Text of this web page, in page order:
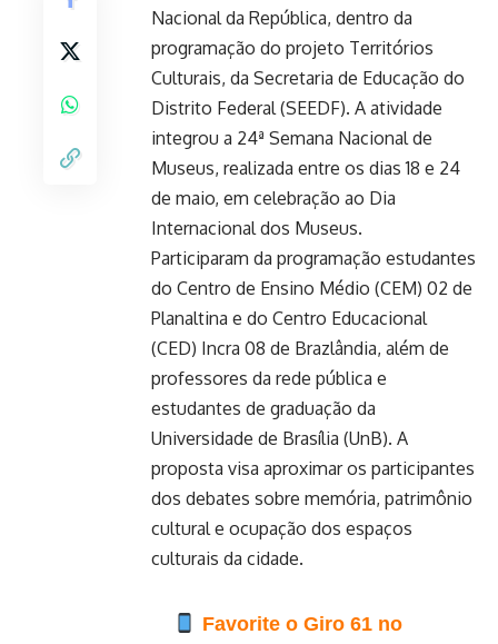
Nacional da República, dentro da
programação do projeto Territórios
Culturais, da Secretaria de Educação do
Distrito Federal (SEEDF). A atividade
integrou a 24ª Semana Nacional de
Museus, realizada entre os dias 18 e 24
de maio, em celebração ao Dia
Internacional dos Museus.
Participaram da programação estudantes
do Centro de Ensino Médio (CEM) 02 de
Planaltina e do Centro Educacional
(CED) Incra 08 de Brazlândia, além de
professores da rede pública e
estudantes de graduação da
Universidade de Brasília (UnB). A
proposta visa aproximar os participantes
dos debates sobre memória, patrimônio
cultural e ocupação dos espaços
culturais da cidade.
Favorite o Giro 61 no